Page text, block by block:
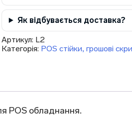
Як відбувається доставка?
Артикул: L2
Категорія: POS стійки, грошові
POS обладнання.